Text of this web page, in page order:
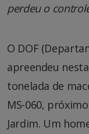
perdeu o
O DOF
apreendeu
tonelada de
MS-060,
Jardim. Um